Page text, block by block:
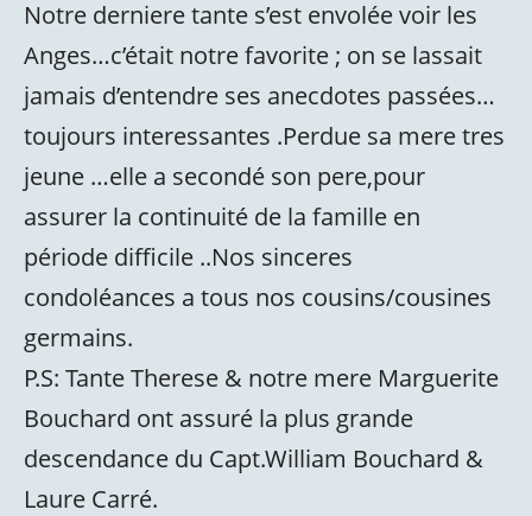
Notre derniere tante s’est envolée voir les
Anges…c’était notre favorite ; on se lassait
jamais d’entendre ses anecdotes passées…
toujours interessantes .Perdue sa mere tres
jeune …elle a secondé son pere,pour
assurer la continuité de la famille en
période difficile ..Nos sinceres
condoléances a tous nos cousins/cousines
germains.
P.S: Tante Therese & notre mere Marguerite
Bouchard ont assuré la plus grande
descendance du Capt.William Bouchard &
Laure Carré.